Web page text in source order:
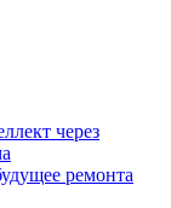
через
ремонта